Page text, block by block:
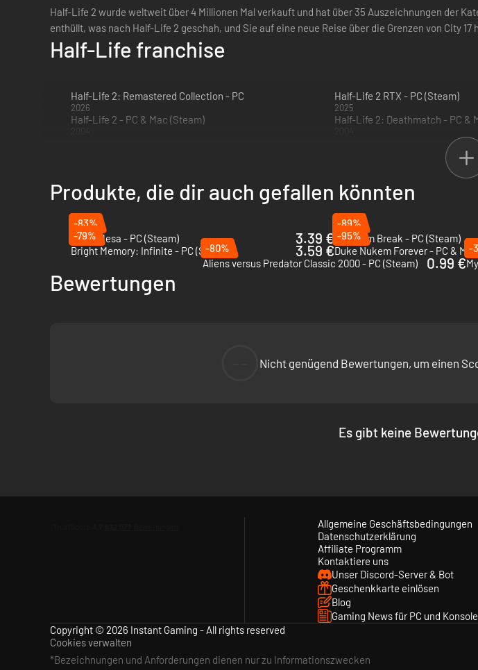
Half-Life 2 wurde weltweit über 4 Millionen Mal verkauft und hat über 35 Auszeichnungen der
enthüllt, was nach Half-Life 2 geschah, und Sie auf eine neue Reise über die Grenzen von City
Half-Life franchise
Half-Life 2: Remastered Collection - PC
2026
Half-Life 2 RTX - PC (Steam)
2025
Half-Life 2 - PC & Mac (Steam) Half-Life 2: Deathmatch - PC &
Produkte, die dir auch gefallen könnten
-83%
Black Mesa - PC (Steam)
3.39 €
-89%
Quantum Break - PC (Steam)
-79%
Bright Memory: Infinite - PC (Steam)
3.59 €
-95%
Duke Nukem Forever - PC &
-80%
Aliens versus Predator Classic 2000 - PC (Steam)
0.99 €
-
Bewertungen
Nicht genügend Bewertungen, um einen
Es gibt keine
Allgemeine Geschäftsbedingungen
Datenschutzerklärung
Affiliate Programm
Kontaktiere uns
Unser Discord-Server & Bot
Geschenkkarte einlösen
Blog
Gaming News für PC und Konsole
Copyright © 2026 Instant Gaming - All rights reserved
Cookies verwalten
*Bezeichnungen und Anforderungen dienen nur zu Informationszwecken